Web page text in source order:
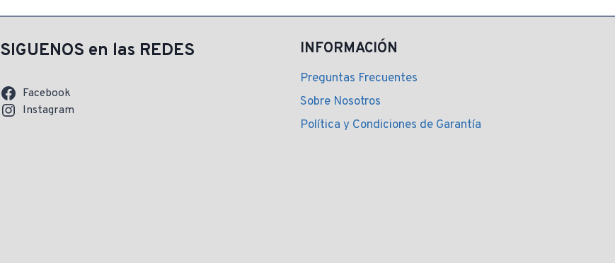
SIGUENOS en las REDES
Facebook
Instagram
INFORMACIÓN
Preguntas Frecuentes
Sobre Nosotros
Política y Condiciones de Garantía